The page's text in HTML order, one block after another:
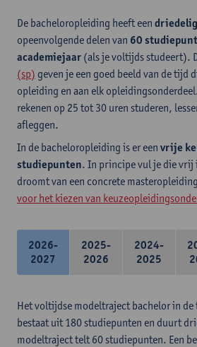
De bacheloropleiding heeft een
opeenvolgende delen van 60
academiejaar (als je voltijds studeert).
(sp) geven je een goed beeld van de tijd
opleiding en aan elk
rekenen op 25 tot 30 uren studeren,
afleggen.
In de bacheloropleiding is er een vrije
studiepunten. In principe vul je die vrij
droomt van een concrete
voor het kiezen van
2026-
2027
2025-
2026
2024-
2025
Het voltijdse modeltraject bachelor in de
bestaat uit 180 studiepunten en duurt
modeltraject telt 60 studiepunten. Een